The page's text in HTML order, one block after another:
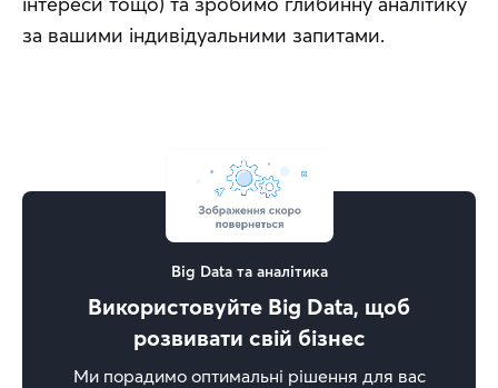
за вашими індивідуальними запитами.
Big Data та аналітика
Використовуйте Big Data, щоб
розвивати свій бізнес
Ми порадимо оптимальні рішення для вас